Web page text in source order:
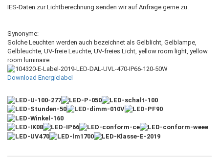
IES-Daten zur Lichtberechnung senden wir auf Anfrage gerne zu.
Synonyme:
Solche Leuchten werden auch bezeichnet als Gelblicht, Gelblampe,
Gelbleuchte, UV-freie Leuchte, UV-freies Licht, yellow room light, yellow
room luminaire
Download Energielabel